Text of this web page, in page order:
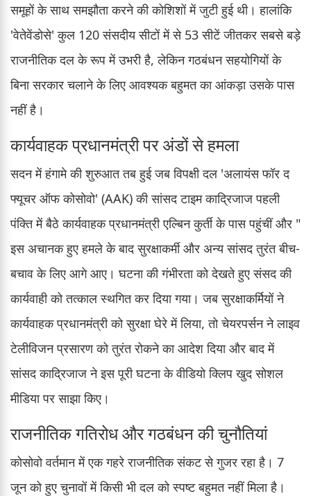
समूहों के साथ समझौता करने की कोशिशों में जुटी हुई थी। हालांकि
'वेतेवेंडोसे' कुल 120 संसदीय सीटों में से 53 सीटें जीतकर सबसे बड़े
राजनीतिक दल के रूप में उभरी है, लेकिन गठबंधन सहयोगियों के
बिना सरकार चलाने के लिए आवश्यक बहुमत का आंकड़ा उसके पास
नहीं है।
कार्यवाहक प्रधानमंत्री पर अंडों से हमला
सदन में हंगामे की शुरुआत तब हुई जब विपक्षी दल 'अलायंस फॉर द
फ्यूचर ऑफ कोसोवो' (AAK) की सांसद टाइम काद्रिजाज पहली
पंक्ति में बैठे कार्यवाहक प्रधानमंत्री एल्बिन कुर्ती के पास पहुंचीं और "
इस अचानक हुए हमले के बाद सुरक्षाकर्मी और अन्य सांसद तुरंत बीच-
बचाव के लिए आगे आए। घटना की गंभीरता को देखते हुए संसद की
कार्यवाही को तत्काल स्थगित कर दिया गया। जब सुरक्षाकर्मियों ने
कार्यवाहक प्रधानमंत्री को सुरक्षा घेरे में लिया, तो चेयरपर्सन ने लाइव
टेलीविजन प्रसारण को तुरंत रोकने का आदेश दिया और बाद में
सांसद काद्रिजाज ने इस पूरी घटना के वीडियो क्लिप खुद सोशल
मीडिया पर साझा किए।
राजनीतिक गतिरोध और गठबंधन की चुनौतियां
कोसोवो वर्तमान में एक गहरे राजनीतिक संकट से गुजर रहा है। 7
जून को हुए चुनावों में किसी भी दल को स्पष्ट बहुमत नहीं मिला है।